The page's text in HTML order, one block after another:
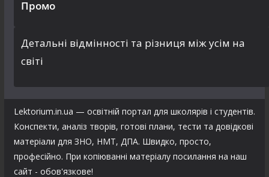
Промо
Детальні відмінності та різниця між усім на
світі
Lektorium.in.ua — освітній портал для школярів і студентів.
Конспекти, аналіз творів, готові плани, тести та довідкові
матеріали для ЗНО, НМТ, ДПА. Швидко, просто,
професійно. При копіюванні матеріалу посилання на наш
сайт - обов'язкове!